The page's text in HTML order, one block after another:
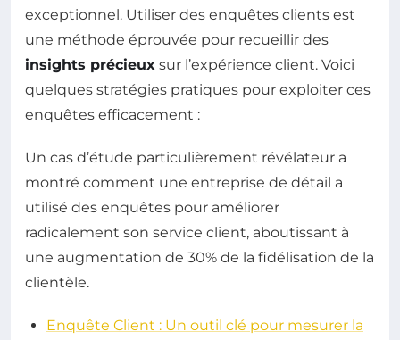
exceptionnel. Utiliser des enquêtes clients est
une méthode éprouvée pour recueillir des
insights précieux sur l’expérience client. Voici
quelques stratégies pratiques pour exploiter ces
enquêtes efficacement :
Un cas d’étude particulièrement révélateur a
montré comment une entreprise de détail a
utilisé des enquêtes pour améliorer
radicalement son service client, aboutissant à
une augmentation de 30% de la fidélisation de la
clientèle.
Enquête Client : Un outil clé pour mesurer la